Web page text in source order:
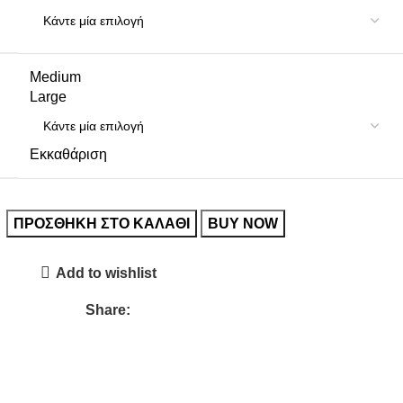
Medium
Large
Εκκαθάριση
ΠΡΟΣΘΉΚΗ ΣΤΟ ΚΑΛΆΘΙ BUY NOW
Add to wishlist
Share: